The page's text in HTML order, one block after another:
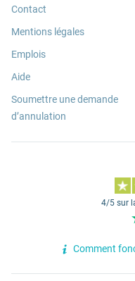
Contact
Mentions légales
Emplois
Aide
Soumettre une demande
d’annulation
4/5 sur
Comment